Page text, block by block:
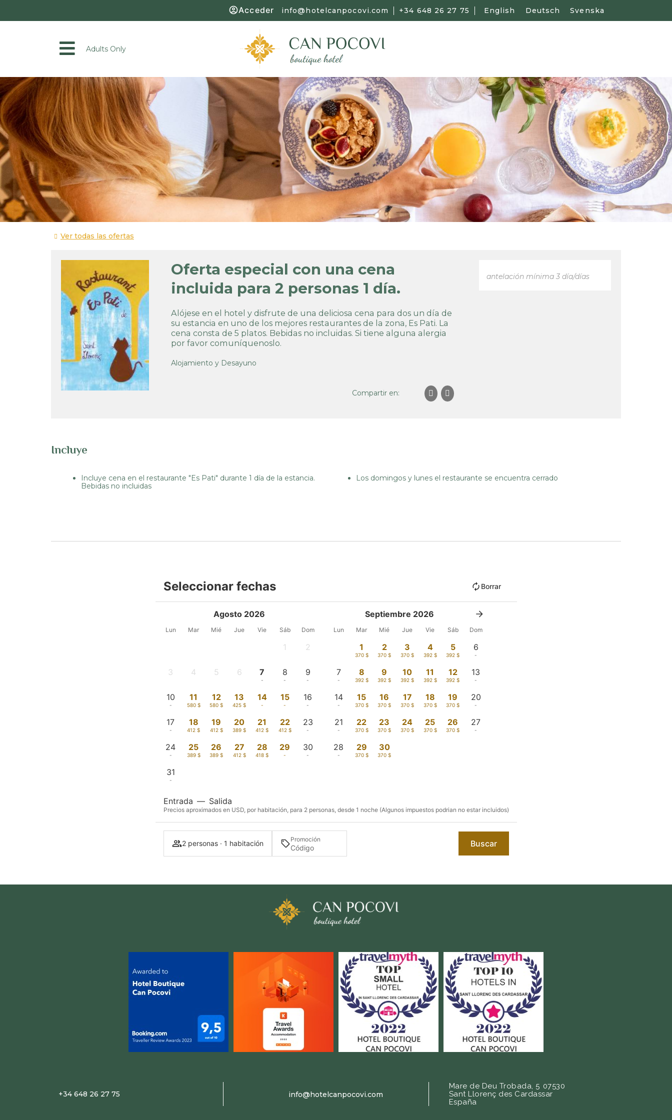
Acceder info@hotelcanpocovi.com +34 648 26 27 75 English Deutsch Svenska
Adults Only
Ver todas las ofertas
antelación mínima 3 día/días
Oferta especial con una cena
incluida para 2 personas 1 día.
Alójese en el hotel y disfrute de una deliciosa cena para dos un día de
su estancia en uno de los mejores restaurantes de la zona, Es Pati. La
cena consta de 5 platos. Bebidas no incluidas. Si tiene alguna alergia
por favor comuníquenoslo.
Alojamiento y Desayuno
Compartir en:
Incluye
Incluye cena en el restaurante "Es Pati" durante 1 día de la estancia.
Bebidas no incluidas
Los domingos y lunes el restaurante se encuentra cerrado
Seleccionar fechas Borrar
Agosto 2026
Lun Mar Mié Jue Vie Sáb Dom
1 2
3 4 5 6 7
-
8
-
9
-
10
-
11
580 $
12
580 $
13
425 $
14
-
15
-
16
-
17
-
18
412 $
19
412 $
20
389 $
21
412 $
22
412 $
23
-
24
-
25
389 $
26
389 $
27
412 $
28
418 $
29
-
30
-
31
-
Septiembre 2026
Lun Mar Mié Jue Vie Sáb Dom
1
370 $
2
370 $
3
370 $
4
392 $
5
392 $
6
-
7
-
8
392 $
9
392 $
10
392 $
11
392 $
12
392 $
13
-
14
-
15
370 $
16
370 $
17
370 $
18
370 $
19
370 $
20
-
21
-
22
370 $
23
370 $
24
370 $
25
370 $
26
370 $
27
-
28
-
29
370 $
30
370 $
Entrada — Salida
Precios aproximados en USD, por habitación, para 2 personas, desde 1 noche (Algunos impuestos podrian no estar incluidos)
2 personas · 1 habitación Promoción Buscar
+34 648 26 27 75 info@hotelcanpocovi.com
Mare de Deu Trobada, 5 07530
Sant Llorenç des Cardassar
España